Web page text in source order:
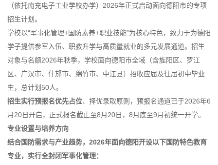
（依托南充电子工业学校办学）2026年正式启动面向德阳市的专项
招生计划。
学校以“军事化管理+国防素养+职业技能”为核心特色，致力于为德阳
学子提供参军入伍、职教升学与高质量就业的多元发展通道。招生
对象与名额2026年秋季，学校面向德阳市全域（含旌阳区、罗江
区、广汉市、什邡市、绵竹市、中江县）招收应届及往届初中毕业
生，总计划50人。
招生实行预报名优先占位、择优录取原则，预报名通道已于2026年6
月20日开启，正式报名截止至8月20日，8月底至9月初统一开学。
专业设置与培养方向
结合国防需求与产业趋势，2026年面向德阳开设以下国防特色教育
专业，实行全封闭军事化管理：